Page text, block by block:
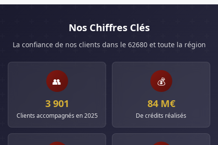
Nos Chiffres Clés
La confiance de nos clients dans le 62680 et toute la région
👥
3 901
Clients accompagnés en 2025
💰
84 M€
De crédits réalisés